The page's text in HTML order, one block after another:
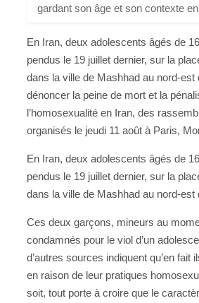
gardant son âge et son contexte
En Iran, deux adolescents âgés de
pendus le 19 juillet dernier, sur la
dans la ville de Mashhad au nord-est
dénoncer la peine de mort et la
l’homosexualité en Iran, des
organisés le jeudi 11 août à Paris,
En Iran, deux adolescents âgés de
pendus le 19 juillet dernier, sur la
dans la ville de Mashhad au nord-est
Ces deux garçons, mineurs au
condamnés pour le viol d’un
d’autres sources indiquent qu’en fait
en raison de leur pratiques
soit, tout porte à croire que le